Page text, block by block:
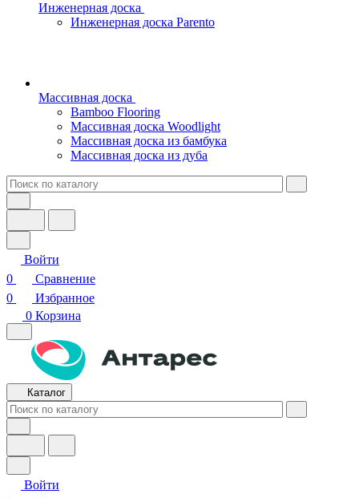
Инженерная доска
Инженерная доска Parento
Массивная доска
Bamboo Flooring
Массивная доска Woodlight
Массивная доска из бамбука
Массивная доска из дуба
Войти
0
Сравнение
0
Избранное
0 Корзина
Каталог
Войти